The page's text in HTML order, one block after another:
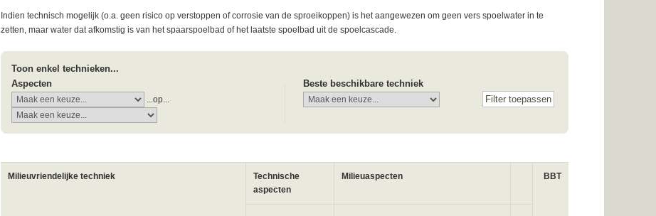
Indien technisch mogelijk (o.a. geen risico op verstoppen of corrosie van de sproeikoppen) is het aangewezen om geen vers spoelwater in te
zetten, maar water dat afkomstig is van het spaarspoelbad of het laatste spoelbad uit de spoelcascade.
Toon enkel technieken...
Aspecten
...op...
Beste beschikbare techniek
Milieuvriendelijke techniek
Technische
aspecten
Milieuaspecten BBT